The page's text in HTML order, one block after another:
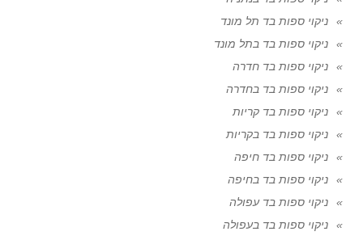
ניקוי ספות בד תל מונד
ניקוי ספות בד בתל מונד
ניקוי ספות בד חדרה
ניקוי ספות בד בחדרה
ניקוי ספות בד קריות
ניקוי ספות בד בקריות
ניקוי ספות בד חיפה
ניקוי ספות בד בחיפה
ניקוי ספות בד עפולה
ניקוי ספות בד בעפולה